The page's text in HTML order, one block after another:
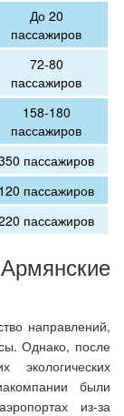
До 20
пассажиров
72-80
пассажиров
158-180
пассажиров
пассажиров
120 пассажиров
пассажиров
направлений,
Однако, после
были
из-за